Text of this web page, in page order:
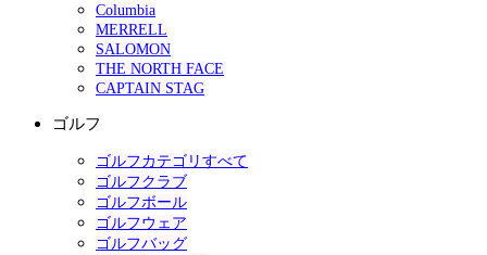
Columbia
MERRELL
SALOMON
THE NORTH FACE
CAPTAIN STAG
ゴルフ
ゴルフカテゴリすべて
ゴルフクラブ
ゴルフボール
ゴルフウェア
ゴルフバッグ